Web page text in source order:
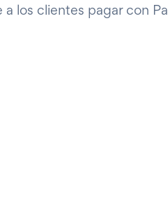
a los clientes pagar con